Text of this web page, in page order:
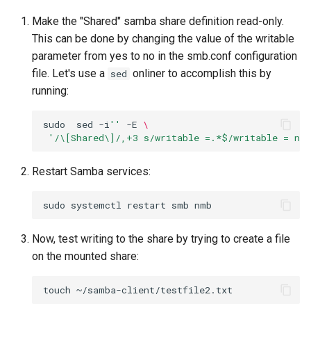
Make the "Shared" samba share definition read-only.
This can be done by changing the value of the writable
parameter from yes to no in the smb.conf configuration
file. Let's use a sed onliner to accomplish this by
running:
sudo sed -i '' -E \
'/\[Shared\]/,+3 s/writable =.*$/writable =
Restart Samba services:
sudo systemctl restart smb
Now, test writing to the share by trying to create a file
on the mounted share:
touch